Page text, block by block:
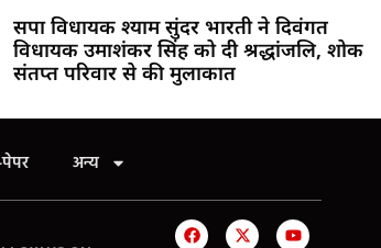
सपा विधायक श्याम सुंदर भारती ने दिवंगत
विधायक उमाशंकर सिंह को दी श्रद्धांजलि, शोक
संतप्त परिवार से की मुलाकात
अन्य